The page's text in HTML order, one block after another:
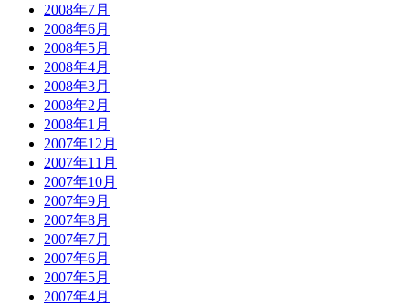
2008年7月
2008年6月
2008年5月
2008年4月
2008年3月
2008年2月
2008年1月
2007年12月
2007年11月
2007年10月
2007年9月
2007年8月
2007年7月
2007年6月
2007年5月
2007年4月